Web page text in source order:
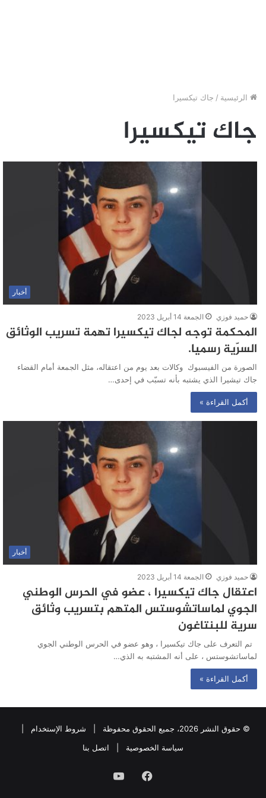
الرئيسية / جاك تيكسيرا
جاك تيكسيرا
أخبار
حميد فوزي الجمعة 14 أبريل 2023
المحكمة توجه لجاك تيكسيرا تهمة تسريب الوثائق
السرّية رسميا.
الصورة من الفيسبوك وكالات بعد يوم من اعتقاله، مثل الجمعة أمام القضاء
جاك تيشيرا الذي يشتبه بأنه تسبّب في إحدى…
أكمل القراءة »
أخبار
حميد فوزي الجمعة 14 أبريل 2023
اعتقال جاك تيكسيرا ، عضو في الحرس الوطني
الجوي لماساتشوستس المتهم بتسريب وثائق
سرية للبنتاغون
تم التعرف على جاك تيكسيرا ، وهو عضو في الحرس الوطني الجوي
لماساتشوستس ، على أنه المشتبه به الذي…
أكمل القراءة »
© حقوق النشر 2026، جميع الحقوق محفوظة | شروط الإستخدام
سياسة الخصوصية
اتصل بنا
فيسبوكيوتيوب